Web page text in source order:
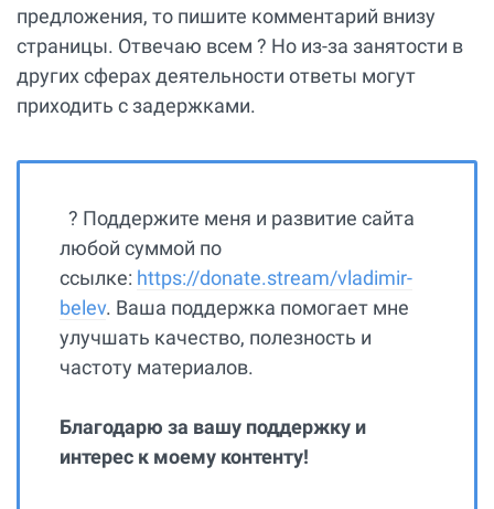
предложения, то пишите комментарий внизу
страницы. Отвечаю всем ? Но из-за занятости в
других сферах деятельности ответы могут
приходить с задержками.
? Поддержите меня и развитие сайта
любой суммой по
ссылке: https://donate.stream/vladimir-
belev. Ваша поддержка помогает мне
улучшать качество, полезность и
частоту материалов.
Благодарю за вашу поддержку и
интерес к моему контенту!